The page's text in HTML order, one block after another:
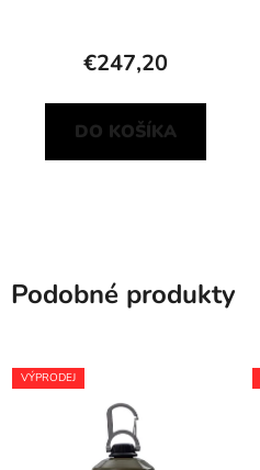
€247,20
DO KOŠÍKA
Podobné produkty
VÝPRODEJ